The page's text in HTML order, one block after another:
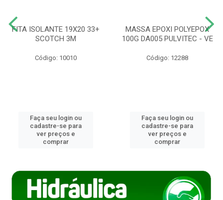
FITA ISOLANTE 19X20 33+
SCOTCH 3M
Código: 10010
Faça seu login ou
cadastre-se para
ver preços e
comprar
MASSA EPOXI POLYEPOX
100G DA005 PULVITEC - VE
Código: 12288
Faça seu login ou
cadastre-se para
ver preços e
comprar